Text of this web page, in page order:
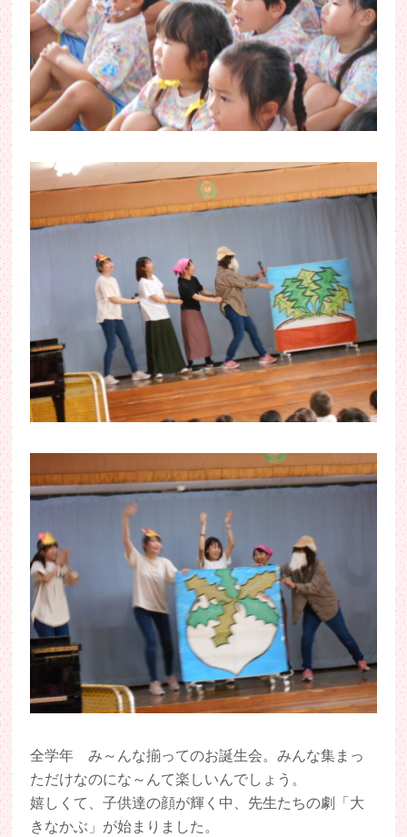
全学年 み～んな揃ってのお誕生会。みんな集まっ
ただけなのにな～んて楽しいんでしょう。
嬉しくて、子供達の顔が輝く中、先生たちの劇「大
きなかぶ」が始まりました。